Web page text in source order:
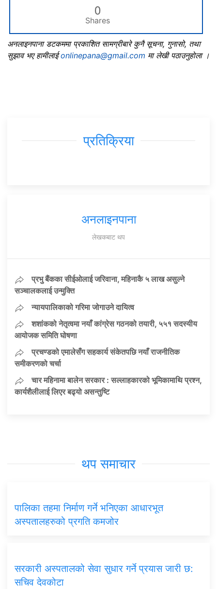
0
Shares
अनलाइनपाना डटकममा प्रकाशित सामग्रीबारे कुनै सूचना, गुनासो, तथा
सुझाव भए हामीलाईonlinepana@gmail.com मा लेखी पठाउनुहोला ।
प्रतिक्रिया
अनलाइनपाना
लेखकबाट थप
प्रभु बैंकका सीईओलाई जरिवाना, महिनाकै ५ लाख असुल्ने
सञ्चालकलाई उन्मुक्ति
न्यायपालिकाको गरिमा जोगाउने दायित्व
शशांकको नेतृत्वमा नयाँ कांग्रेस गठनको तयारी, ५५१ सदस्यीय
आयोजक समिति घोषणा
प्रचण्डको एमालेसँग सहकार्य संकेतपछि नयाँ राजनीतिक
समीकरणको चर्चा
चार महिनामा बालेन सरकार : सल्लाहकारको भूमिकामाथि प्रश्न,
कार्यशैलीलाई लिएर बढ्यो असन्तुष्टि
थप समाचार
पालिका तहमा निर्माण गर्ने भनिएका आधारभूत
अस्पतालहरुको प्रगति कमजोर
सरकारी अस्पतालको सेवा सुधार गर्ने प्रयास जारी छ:
सचिव देवकोटा